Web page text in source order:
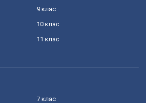
9 клас
10 клас
11 клас
7 клас